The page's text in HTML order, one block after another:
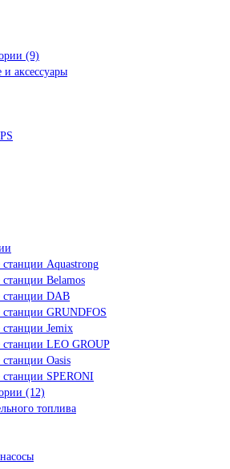
(9)
аксессуары
Aquastrong
Belamos
станции DAB
GRUNDFOS
Jemix
станции LEO GROUP
Oasis
SPERONI
(12)
топлива